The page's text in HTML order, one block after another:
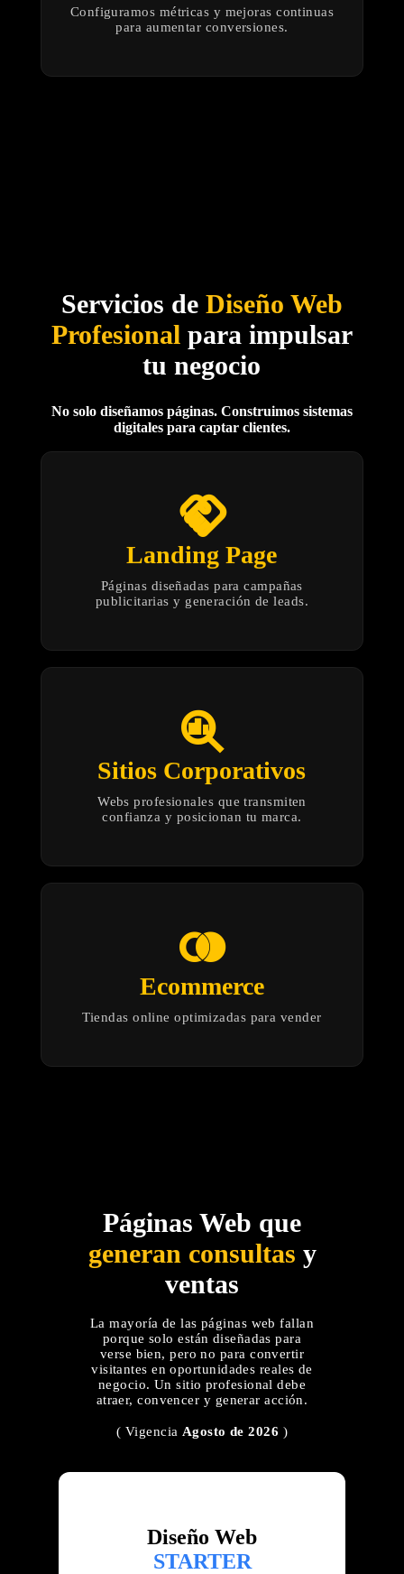
Configuramos métricas y mejoras continuas
para aumentar conversiones.
Servicios de Diseño Web
Profesional para impulsar
tu negocio
No solo diseñamos páginas. Construimos sistemas
digitales para captar clientes.
handshake
Landing Page
Páginas diseñadas para campañas
publicitarias y generación de leads.
search_insights
Sitios Corporativos
Webs profesionales que transmiten
confianza y posicionan tu marca.
join_right
Ecommerce
Tiendas online optimizadas para vender
Páginas Web que
generan consultas y
ventas
La mayoría de las páginas web fallan
porque solo están diseñadas para
verse bien, pero no para convertir
visitantes en oportunidades reales de
negocio. Un sitio profesional debe
atraer, convencer y generar acción.
( Vigencia Agosto de 2026 )
Diseño Web
STARTER